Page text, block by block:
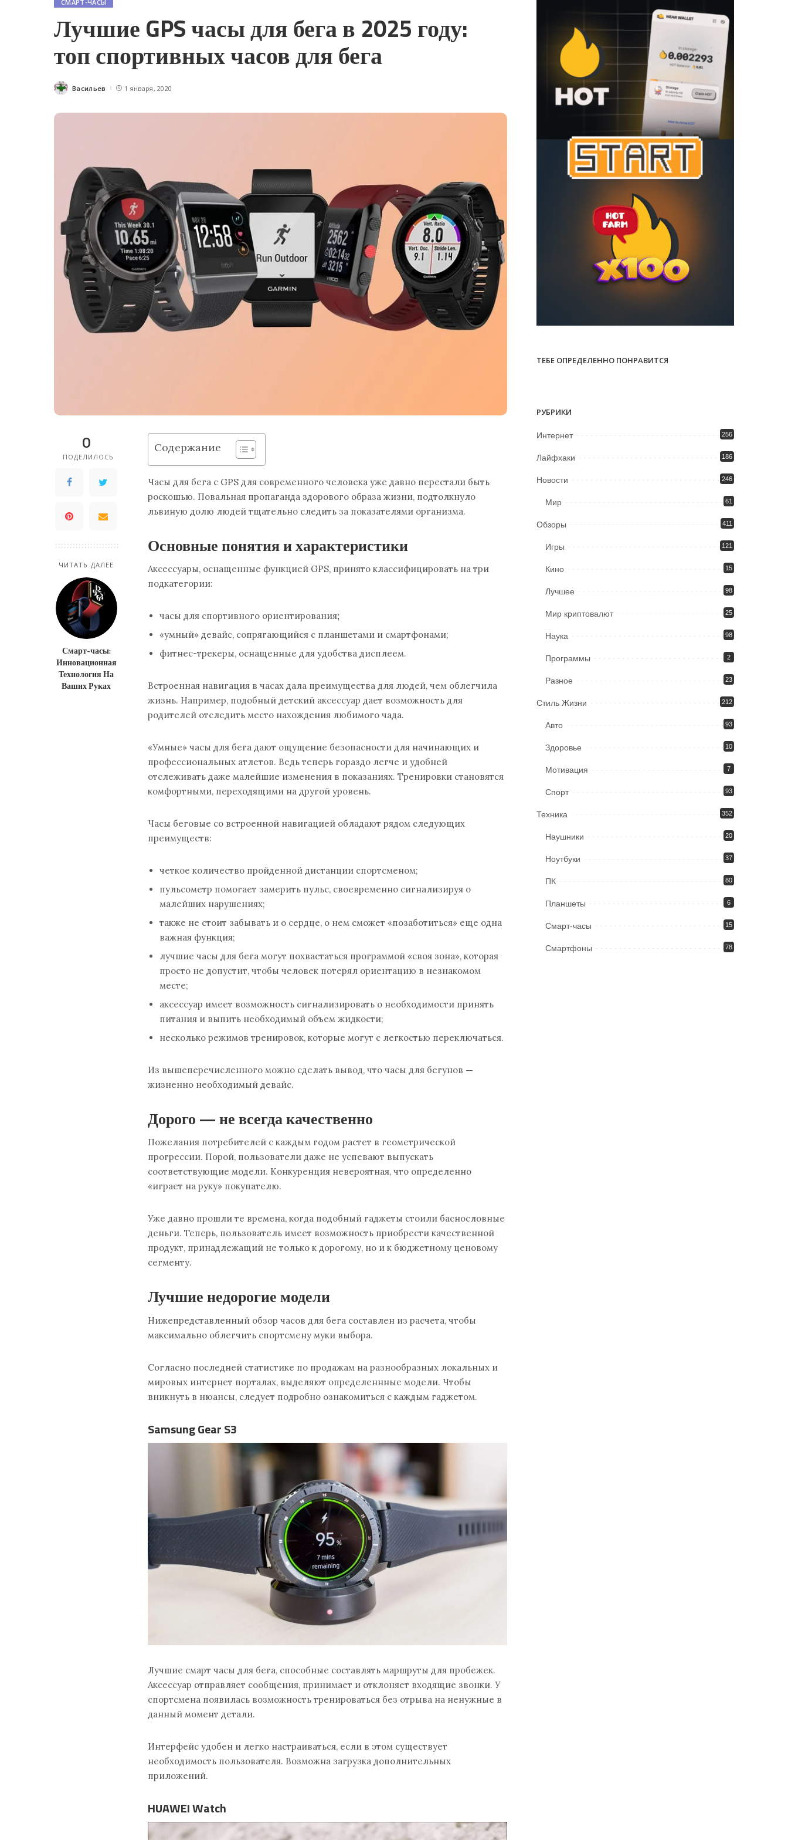
СМАРТ-ЧАСЫ
Лучшие GPS часы для бега в 2025 году:
топ спортивных часов для бега
Posted
Васильев 1 января, 2020
0
ПОДЕЛИЛОСЬ
ЧИТАТЬ ДАЛЕЕ
Смарт-часы:
Инновационная
Технология На
Ваших Руках
Содержание
Часы для бега с GPS для современного человека уже давно перестали быть
роскошью. Повальная пропаганда здорового образа жизни, подтолкнуло
львиную долю людей тщательно следить за показателями организма.
Основные понятия и характеристики
Аксессуары, оснащенные функцией GPS, принято классифицировать на три
подкатегории:
часы для спортивного ориентирования;
«умный» девайс, сопрягающийся с планшетами и смартфонами;
фитнес-трекеры, оснащенные для удобства дисплеем.
Встроенная навигация в часах дала преимущества для людей, чем облегчила
жизнь. Например, подобный детский аксессуар дает возможность для
родителей отследить место нахождения любимого чада.
«Умные» часы для бега дают ощущение безопасности для начинающих и
профессиональных атлетов. Ведь теперь гораздо легче и удобней
отслеживать даже малейшие изменения в показаниях. Тренировки становятся
комфортными, переходящими на другой уровень.
Часы беговые со встроенной навигацией обладают рядом следующих
преимуществ:
четкое количество пройденной дистанции спортсменом;
пульсометр помогает замерить пульс, своевременно сигнализируя о
малейших нарушениях;
также не стоит забывать и о сердце, о нем сможет «позаботиться» еще одна
важная функция;
лучшие часы для бега могут похвастаться программой «своя зона», которая
просто не допустит, чтобы человек потерял ориентацию в незнакомом
месте;
аксессуар имеет возможность сигнализировать о необходимости принять
питания и выпить необходимый объем жидкости;
несколько режимов тренировок, которые могут с легкостью переключаться.
Из вышеперечисленного можно сделать вывод, что часы для бегунов —
жизненно необходимый девайс.
Дорого — не всегда качественно
Пожелания потребителей с каждым годом растет в геометрической
прогрессии. Порой, пользователи даже не успевают выпускать
соответствующие модели. Конкуренция невероятная, что определенно
«играет на руку» покупателю.
Уже давно прошли те времена, когда подобный гаджеты стоили баснословные
деньги. Теперь, пользователь имеет возможность приобрести качественной
продукт, принадлежащий не только к дорогому, но и к бюджетному ценовому
сегменту.
Лучшие недорогие модели
Нижепредставленный обзор часов для бега составлен из расчета, чтобы
максимально облегчить спортсмену муки выбора.
Согласно последней статистике по продажам на разнообразных локальных и
мировых интернет порталах, выделяют определеннные модели. Чтобы
вникнуть в нюансы, следует подробно ознакомиться с каждым гаджетом.
Samsung Gear S3
Лучшие смарт часы для бега, способные составлять маршруты для пробежек.
Аксессуар отправляет сообщения, принимает и отклоняет входящие звонки. У
спортсмена появилась возможность тренироваться без отрыва на ненужные в
данный момент детали.
Интерфейс удобен и легко настраиваться, если в этом существует
необходимость пользователя. Возможна загрузка дополнительных
приложений.
HUAWEI Watch
ТЕБЕ ОПРЕДЕЛЕННО ПОНРАВИТСЯ
РУБРИКИ
Интернет 256
Лайфхаки 186
Новости 246
Мир 61
Обзоры 411
Игры 121
Кино 15
Лучшее 98
Мир криптовалют 25
Наука 98
Программы 2
Разное 23
Стиль Жизни 212
Авто 93
Здоровье 10
Мотивация 7
Спорт 93
Техника 352
Наушники 20
Ноутбуки 37
ПК 80
Планшеты 6
Смарт-часы 15
Смартфоны 78